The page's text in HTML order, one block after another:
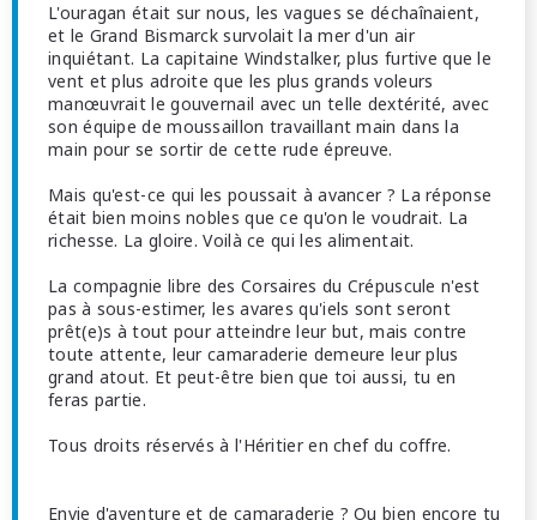
L'ouragan était sur nous, les vagues se déchaînaient,
et le Grand Bismarck survolait la mer d'un air
inquiétant. La capitaine Windstalker, plus furtive que le
vent et plus adroite que les plus grands voleurs
manœuvrait le gouvernail avec un telle dextérité, avec
son équipe de moussaillon travaillant main dans la
main pour se sortir de cette rude épreuve.
Mais qu'est-ce qui les poussait à avancer ? La réponse
était bien moins nobles que ce qu'on le voudrait. La
richesse. La gloire. Voilà ce qui les alimentait.
La compagnie libre des Corsaires du Crépuscule n'est
pas à sous-estimer, les avares qu'iels sont seront
prêt(e)s à tout pour atteindre leur but, mais contre
toute attente, leur camaraderie demeure leur plus
grand atout. Et peut-être bien que toi aussi, tu en
feras partie.
Tous droits réservés à l'Héritier en chef du coffre.
Envie d'aventure et de camaraderie ? Ou bien encore tu